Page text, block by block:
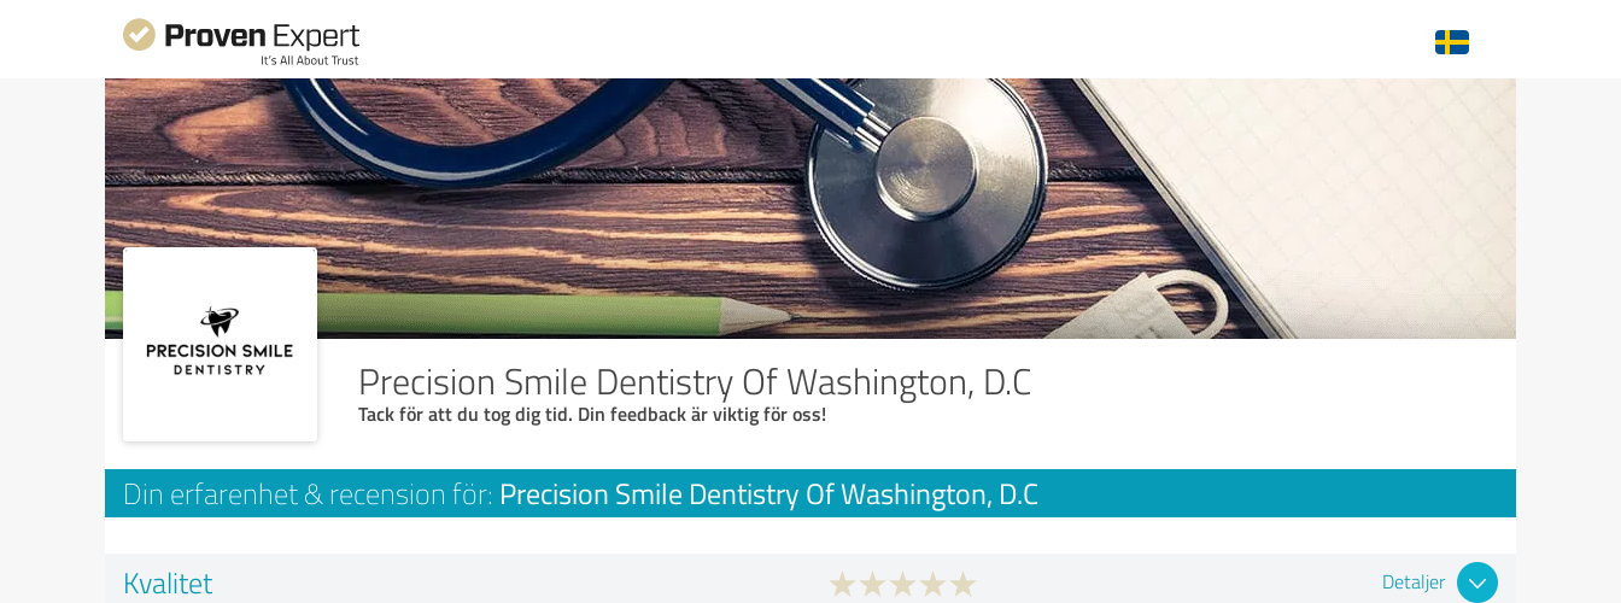
Precision Smile Dentistry Of Washington, D.C
Tack för att du tog dig tid. Din feedback är viktig för oss!
Din erfarenhet & recension för: Precision Smile Dentistry Of Washington, D.C
Kvalitet Detaljer